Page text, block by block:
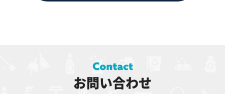
お問い合わせ